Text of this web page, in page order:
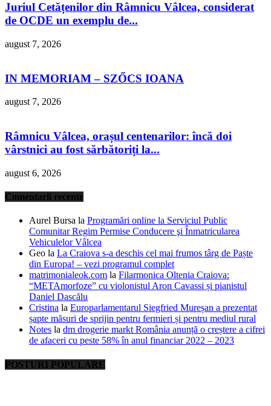
Juriul Cetățenilor din Râmnicu Vâlcea, considerat
de OCDE un exemplu de...
august 7, 2026
IN MEMORIAM – SZŐCS IOANA
august 7, 2026
Râmnicu Vâlcea, orașul centenarilor: încă doi
vârstnici au fost sărbătoriți la...
august 6, 2026
Comentarii recente
Aurel Bursa la Programări online la Serviciul Public
Comunitar Regim Permise Conducere şi Înmatricularea
Vehiculelor Vâlcea
Geo la La Craiova s-a deschis cel mai frumos târg de Paște
din Europa! – vezi programul complet
matrimonialeok.com la Filarmonica Oltenia Craiova:
“METAmorfoze” cu violonistul Aron Cavassi și pianistul
Daniel Dascălu
Cristina la Europarlamentarul Siegfried Mureșan a prezentat
șapte măsuri de sprijin pentru fermieri și pentru mediul rural
Notes la dm drogerie markt România anunță o creștere a cifrei
de afaceri cu peste 58% în anul financiar 2022 – 2023
POSTURI POPULARE